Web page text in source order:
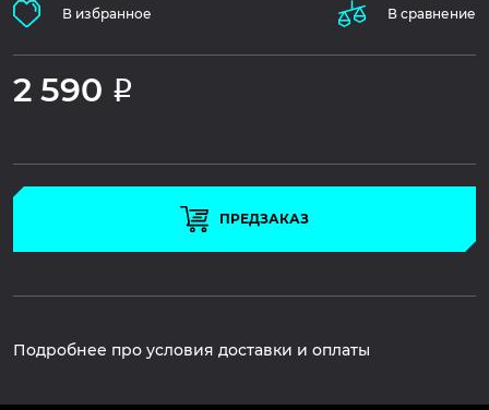
В избранное В сравнение
2 590 Р
ПРЕДЗАКАЗ
Подробнее про условия доставки и оплаты